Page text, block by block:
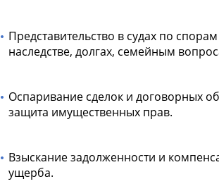
Представительство в судах по
наследстве, долгах, семейным
Оспаривание сделок и договорных
защита имущественных прав.
Взыскание задолженности и
ущерба.